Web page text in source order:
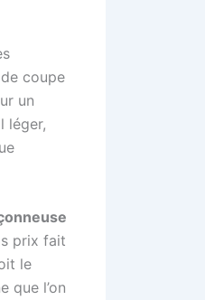
coupe
un
léger,
prix fait
le
que l’on